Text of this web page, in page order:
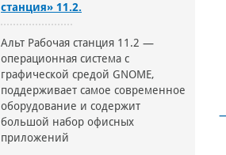
станция» 11.2.
Альт Рабочая станция 11.2 —
операционная система с
графической средой GNOME,
поддерживает самое современное
оборудование и содержит
большой набор офисных
приложений